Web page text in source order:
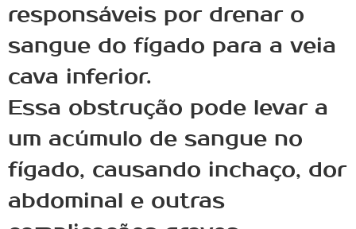
responsáveis por drenar o
sangue do fígado para a veia
cava inferior.
Essa obstrução pode levar a
um acúmulo de sangue no
fígado, causando inchaço, dor
abdominal e outras